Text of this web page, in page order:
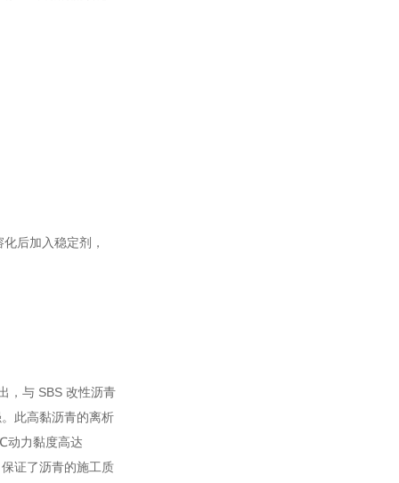
后加入稳定剂，
，与 SBS 改性沥青
此高黏沥青的离析
动力黏度高达
证了沥青的施工质